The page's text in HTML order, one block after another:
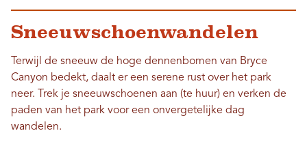
Sneeuwschoenwandelen
Terwijl de sneeuw de hoge dennenbomen van Bryce
Canyon bedekt, daalt er een serene rust over het park
neer. Trek je sneeuwschoenen aan (te huur) en verken de
paden van het park voor een onvergetelijke dag
wandelen.